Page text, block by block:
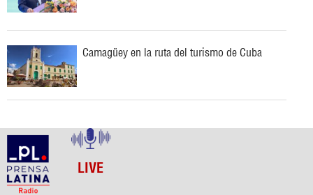
Camagüey en la ruta del turismo de Cuba
LIVE